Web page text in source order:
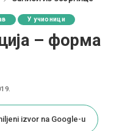
У учионици
– форма
izvor na Google-u